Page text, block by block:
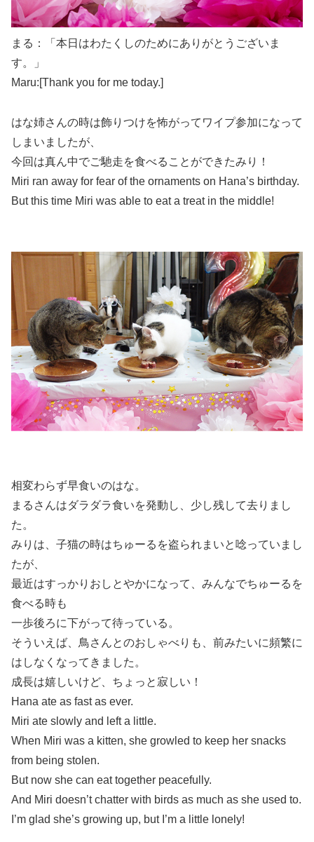
まる：「本日はわたくしのためにありがとうございま
す。」
Maru:[Thank you for me today.]
はな姉さんの時は飾りつけを怖がってワイプ参加になって
しまいましたが、
今回は真ん中でご馳走を食べることができたみり！
Miri ran away for fear of the ornaments on Hana’s birthday.
But this time Miri was able to eat a treat in the middle!
相変わらず早食いのはな。
まるさんはダラダラ食いを発動し、少し残して去りまし
た。
みりは、子猫の時はちゅーるを盗られまいと唸っていまし
たが、
最近はすっかりおしとやかになって、みんなでちゅーるを
食べる時も
一歩後ろに下がって待っている。
そういえば、鳥さんとのおしゃべりも、前みたいに頻繁に
はしなくなってきました。
成長は嬉しいけど、ちょっと寂しい！
Hana ate as fast as ever.
Miri ate slowly and left a little.
When Miri was a kitten, she growled to keep her snacks
from being stolen.
But now she can eat together peacefully.
And Miri doesn’t chatter with birds as much as she used to.
I’m glad she’s growing up, but I’m a little lonely!